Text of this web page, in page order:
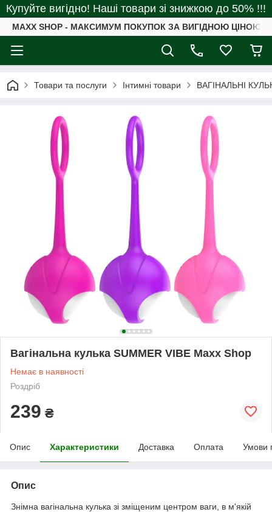
Купуйте вигідно! Наші товари зі знижкою до 50% !!!
MAXX SHOP - МАКСИМУМ ПОКУПОК ЗА ВИГІДНОЮ ЦІНОЮ
Товари та послуги Інтимні товари ВАГІНАЛЬНІ
Вагінальна кулька SUMMER VIBE Maxx Shop
Немає в наявності
Роздріб
239 ₴
Опис Характеристики Доставка Оплата Умови
Опис
Знімна вагінальна кулька зі зміщеним центром ваги, в м'якій